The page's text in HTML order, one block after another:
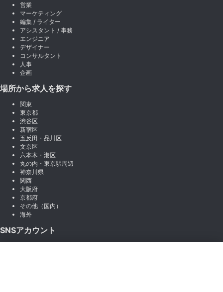
営業
マーケティング
編集 / ライター
アシスタント / 事務
エンジニア
デザイナー
コンサルタント
人事
企画
場所から求人を探す
関東
東京都
渋谷区
新宿区
五反田・品川区
文京区
六本木・港区
丸の内・東京駅周辺
神奈川県
関西
大阪府
京都府
その他（国内）
海外
SNSアカウント